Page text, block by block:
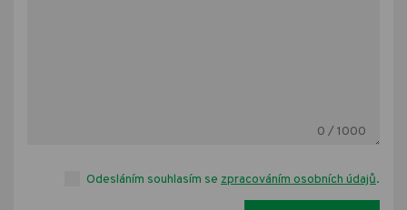
0 / 1000
Odesláním souhlasím se zpracováním osobních údajů.